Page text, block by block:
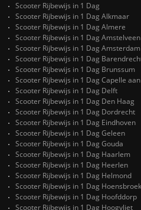
Scooter Rijbewijs in 1 Dag
Scooter Rijbewijs in 1 Dag Alkmaar
Scooter Rijbewijs in 1 Dag Almere
Scooter Rijbewijs in 1 Dag Amstelveen
Scooter Rijbewijs in 1 Dag Amsterdam
Scooter Rijbewijs in 1 Dag
Scooter Rijbewijs in 1 Dag Brunssum
Scooter Rijbewijs in 1 Dag Capelle aan
Scooter Rijbewijs in 1 Dag Delft
Scooter Rijbewijs in 1 Dag Den Haag
Scooter Rijbewijs in 1 Dag Dordrecht
Scooter Rijbewijs in 1 Dag Eindhoven
Scooter Rijbewijs in 1 Dag Geleen
Scooter Rijbewijs in 1 Dag Gouda
Scooter Rijbewijs in 1 Dag Haarlem
Scooter Rijbewijs in 1 Dag Heerlen
Scooter Rijbewijs in 1 Dag Helmond
Scooter Rijbewijs in 1 Dag Hoensbroek
Scooter Rijbewijs in 1 Dag Hoofddorp
Scooter Rijbewijs in 1 Dag Hoogvliet